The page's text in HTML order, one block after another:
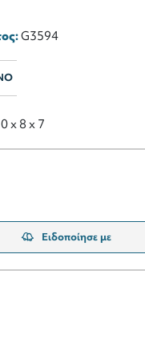
G3594
x 8 x 7
Ειδοποίησε με